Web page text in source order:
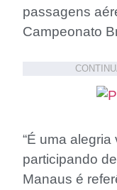
passagens
Campeonato
“É uma
participando
Manaus é